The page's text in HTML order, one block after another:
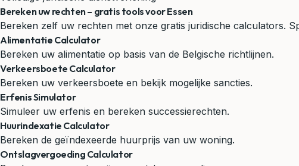
Bereken uw rechten – gratis tools voor Essen
Bereken zelf uw rechten met onze gratis juridische calculators.
Alimentatie Calculator
Bereken uw alimentatie op basis van de Belgische richtlijnen.
Verkeersboete Calculator
Bereken uw verkeersboete en bekijk mogelijke sancties.
Erfenis Simulator
Simuleer uw erfenis en bereken successierechten.
Huurindexatie Calculator
Bereken de geïndexeerde huurprijs van uw woning.
Ontslagvergoeding Calculator